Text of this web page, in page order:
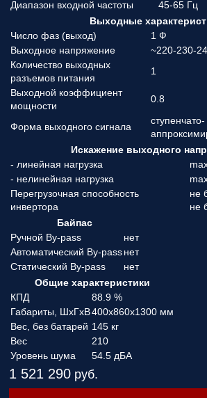
Диапазон входной частоты
45-65 Гц
Выходные
Число фаз (выход)
1 Ф
Выходное напряжение
~220-230-
Количество выходных
разъемов питания
1
Выходной коэффициент
мощности
0.8
Форма выходного сигнала
ступенчато-
Искажение выходного
- линейная нагрузка
- нелинейная нагрузка
Перегрузочная способность
инвертора
не
не
Байпас
Ручной By-pass
нет
Автоматический By-passнет
Статический By-pass
нет
Общие характеристики
КПД
88.9 %
Габариты, ШхГхВ400x860x1300 мм
Вес, без батарей 145 кг
Вес
210
Уровень шума
54.5 дБА
1 521 290 руб.